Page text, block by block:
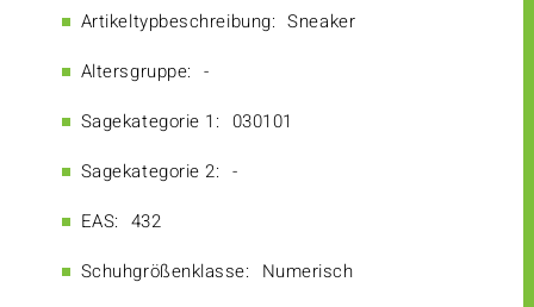
Artikeltypbeschreibung: Sneaker
Altersgruppe: -
Sagekategorie 1: 030101
Sagekategorie 2: -
EAS: 432
Schuhgrößenklasse: Numerisch